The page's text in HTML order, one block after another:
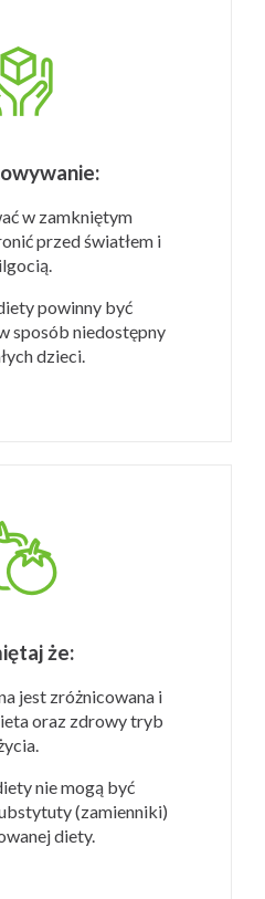
w zamkniętym
przed światłem i
powinny być
sposób niedostępny
dzieci.
że:
jest zróżnicowana i
oraz zdrowy tryb
nie mogą być
(zamienniki)
diety.